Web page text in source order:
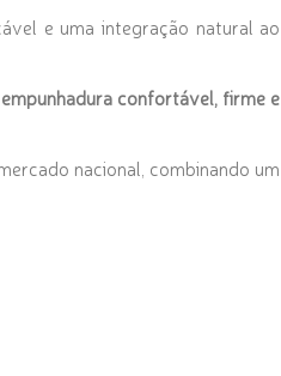
e uma integração natural ao
empunhadura confortável, firme e
nacional, combinando um